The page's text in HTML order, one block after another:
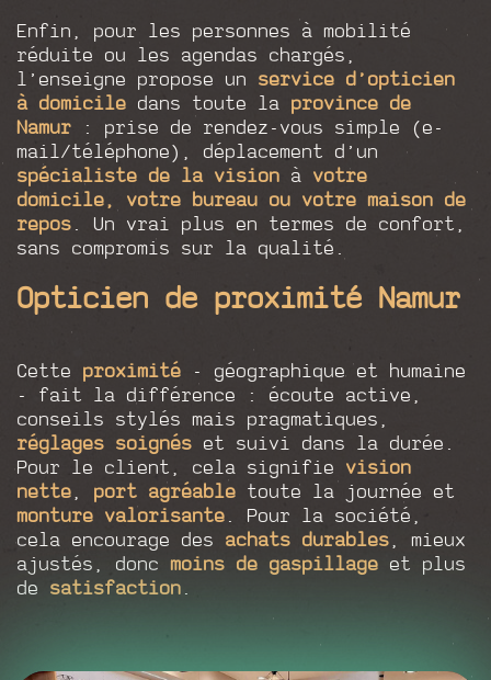
Enfin, pour les personnes à mobilité
réduite ou les agendas chargés,
l’enseigne propose un service d’opticien
à domicile dans toute la province de
Namur : prise de rendez-vous simple (e-
mail/téléphone), déplacement d’un
spécialiste de la vision à votre
domicile, votre bureau ou votre maison de
repos. Un vrai plus en termes de confort,
sans compromis sur la qualité.
Opticien de proximité Namur
Cette proximité - géographique et humaine
- fait la différence : écoute active,
conseils stylés mais pragmatiques,
réglages soignés et suivi dans la durée.
Pour le client, cela signifie vision
nette, port agréable toute la journée et
monture valorisante. Pour la société,
cela encourage des achats durables, mieux
ajustés, donc moins de gaspillage et plus
de satisfaction.